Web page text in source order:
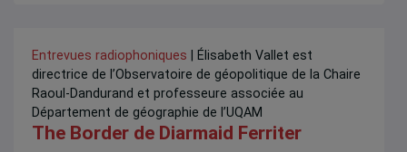
Entrevues radiophoniques | Élisabeth Vallet est
directrice de l’Observatoire de géopolitique de la Chaire
Raoul-Dandurand et professeure associée au
Département de géographie de l’UQAM
The Border de Diarmaid Ferriter